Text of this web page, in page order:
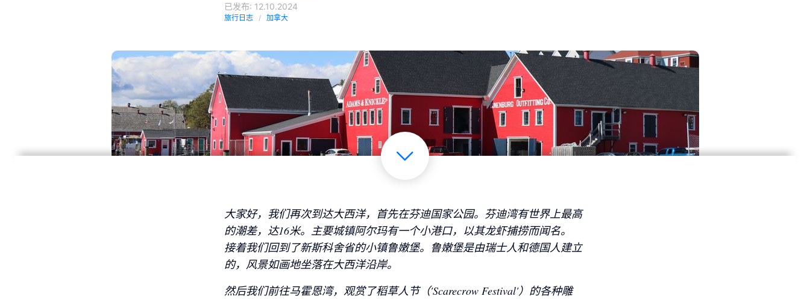
已发布: 12.10.2024
旅行日志 加拿大
大家好，我们再次到达大西洋，首先在芬迪国家公园。芬迪湾有世界上最高
的潮差，达16米。主要城镇阿尔玛有一个小港口，以其龙虾捕捞而闻名。
接着我们回到了新斯科舍省的小镇鲁嫩堡。鲁嫩堡是由瑞士人和德国人建立
的，风景如画地坐落在大西洋沿岸。
然后我们前往马霍恩湾，观赏了稻草人节（'Scarecrow Festival'）的各种雕